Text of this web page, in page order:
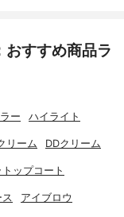
おすすめ商品ラ
ー ハイライト
リーム DDクリーム
ップコート
アイブロウ